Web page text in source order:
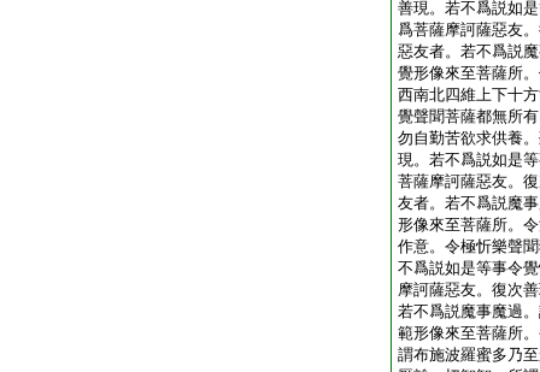
善現。若不爲説如
爲菩薩摩訶薩惡友
惡友者。若不爲説
覺形像來至菩薩所
西南北四維上下十
覺聲聞菩薩都無所
勿自勤苦欲求供養
現。若不爲説如是
菩薩摩訶薩惡友。
友者。若不爲説魔
形像來至菩薩所。
作意。令極忻樂聲
不爲説如是等事令
摩訶薩惡友。復次
若不爲説魔事魔過
範形像來至菩薩所
謂布施波羅蜜多乃